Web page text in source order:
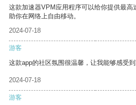
这款加速器VPM应用程序可以给你提供最高
助你在网络上自由移动。
2024-07-18
游客
这款app的社区氛围很温馨，让我能够感受到
2024-07-18
游客